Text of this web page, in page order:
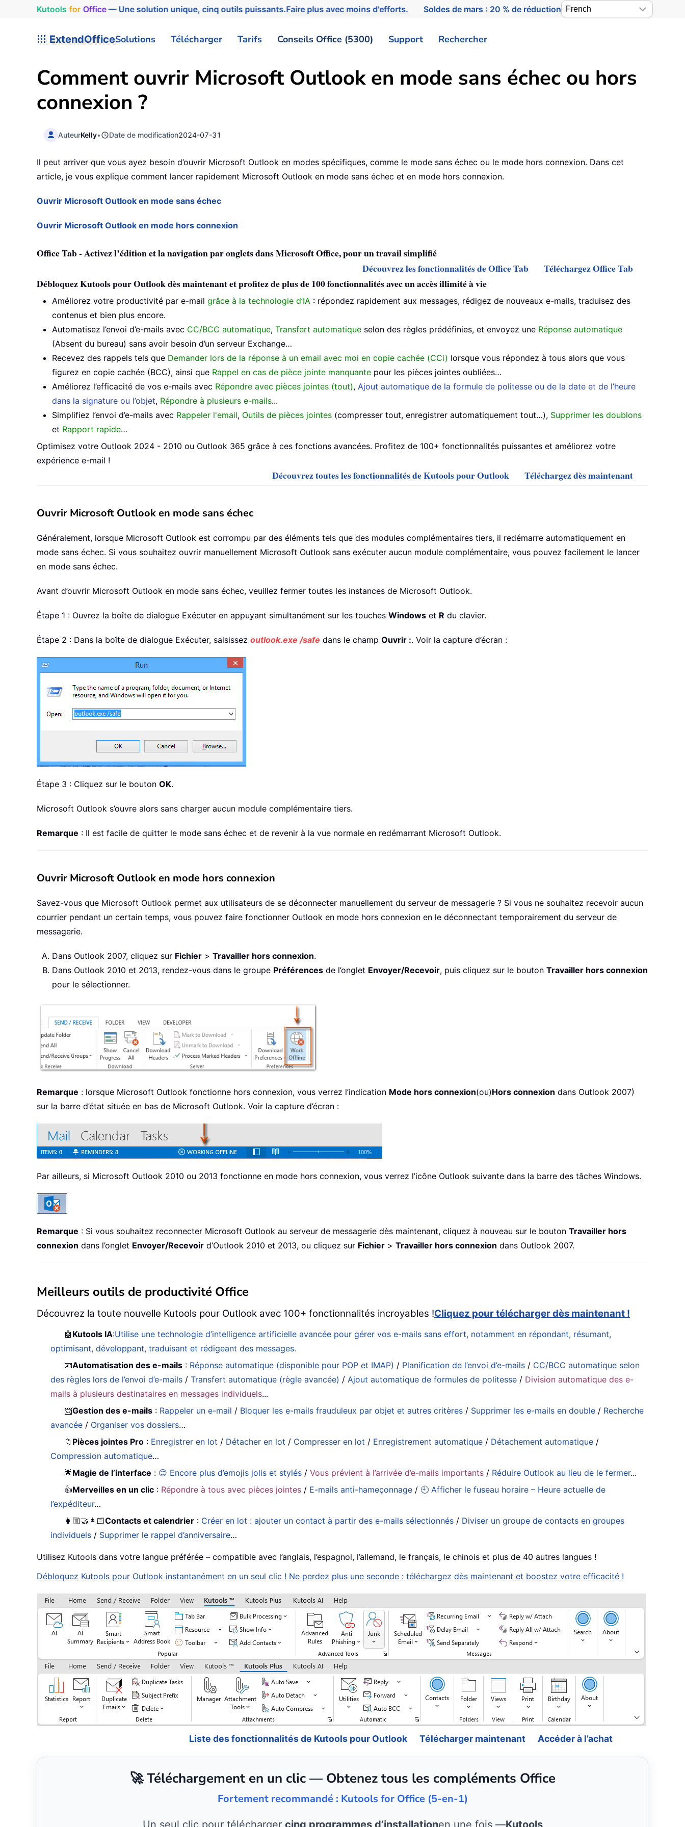
Kutools for Office— Une solution unique, cinq outils puissants.Faire plus avec moins d'efforts. Soldes de mars : 20 % de réduction
ExtendOfficeSolutions Télécharger Tarifs Conseils Office (5300) Support Rechercher
Comment ouvrir Microsoft Outlook en mode sans échec ou hors
connexion ?
AuteurKelly• Date de modification2024-07-31
Il peut arriver que vous ayez besoin d’ouvrir Microsoft Outlook en modes spécifiques, comme le mode sans échec ou le mode hors connexion. Dans cet
article, je vous explique comment lancer rapidement Microsoft Outlook en mode sans échec et en mode hors connexion.
Ouvrir Microsoft Outlook en mode sans échec
Ouvrir Microsoft Outlook en mode hors connexion
Office Tab - Activez l’édition et la navigation par onglets dans Microsoft Office, pour un travail simplifié
Découvrez les fonctionnalités de Office Tab
Téléchargez Office Tab
Débloquez Kutools pour Outlook dès maintenant et profitez de plus de 100 fonctionnalités avec un accès illimité à vie
Améliorez votre productivité par e-mail grâce à la technologie d’IA : répondez rapidement aux messages, rédigez de nouveaux e-mails, traduisez des
contenus et bien plus encore.
Automatisez l’envoi d’e-mails avec CC/BCC automatique, Transfert automatique selon des règles prédéfinies, et envoyez une Réponse automatique
(Absent du bureau) sans avoir besoin d’un serveur Exchange…
Recevez des rappels tels que Demander lors de la réponse à un email avec moi en copie cachée (CCi) lorsque vous répondez à tous alors que vous
figurez en copie cachée (BCC), ainsi que Rappel en cas de pièce jointe manquante pour les pièces jointes oubliées…
Améliorez l’efficacité de vos e-mails avec Répondre avec pièces jointes (tout), Ajout automatique de la formule de politesse ou de la date et de l’heure
dans la signature ou l’objet, Répondre à plusieurs e-mails...
Simplifiez l’envoi d’e-mails avec Rappeler l'email, Outils de pièces jointes (compresser tout, enregistrer automatiquement tout…), Supprimer les doublons
et Rapport rapide…
Optimisez votre Outlook 2024 - 2010 ou Outlook 365 grâce à ces fonctions avancées. Profitez de 100+ fonctionnalités puissantes et améliorez votre
expérience e-mail !
Découvrez toutes les fonctionnalités de Kutools pour Outlook Téléchargez dès maintenant
Ouvrir Microsoft Outlook en mode sans échec
Généralement, lorsque Microsoft Outlook est corrompu par des éléments tels que des modules complémentaires tiers, il redémarre automatiquement en
mode sans échec. Si vous souhaitez ouvrir manuellement Microsoft Outlook sans exécuter aucun module complémentaire, vous pouvez facilement le lancer
en mode sans échec.
Avant d’ouvrir Microsoft Outlook en mode sans échec, veuillez fermer toutes les instances de Microsoft Outlook.
Étape 1 : Ouvrez la boîte de dialogue Exécuter en appuyant simultanément sur les touches Windows et R du clavier.
Étape 2 : Dans la boîte de dialogue Exécuter, saisissez outlook.exe /safe dans le champ Ouvrir :. Voir la capture d’écran :
Étape 3 : Cliquez sur le bouton OK.
Microsoft Outlook s’ouvre alors sans charger aucun module complémentaire tiers.
Remarque : Il est facile de quitter le mode sans échec et de revenir à la vue normale en redémarrant Microsoft Outlook.
Ouvrir Microsoft Outlook en mode hors connexion
Savez-vous que Microsoft Outlook permet aux utilisateurs de se déconnecter manuellement du serveur de messagerie ? Si vous ne souhaitez recevoir aucun
courrier pendant un certain temps, vous pouvez faire fonctionner Outlook en mode hors connexion en le déconnectant temporairement du serveur de
messagerie.
Dans Outlook 2007, cliquez sur Fichier > Travailler hors connexion.
Dans Outlook 2010 et 2013, rendez-vous dans le groupe Préférences de l’onglet Envoyer/Recevoir, puis cliquez sur le bouton Travailler hors connexion
pour le sélectionner.
Remarque : lorsque Microsoft Outlook fonctionne hors connexion, vous verrez l’indication Mode hors connexion(ou)Hors connexion dans Outlook 2007)
sur la barre d’état située en bas de Microsoft Outlook. Voir la capture d’écran :
Par ailleurs, si Microsoft Outlook 2010 ou 2013 fonctionne en mode hors connexion, vous verrez l’icône Outlook suivante dans la barre des tâches Windows.
Remarque : Si vous souhaitez reconnecter Microsoft Outlook au serveur de messagerie dès maintenant, cliquez à nouveau sur le bouton Travailler hors
connexion dans l’onglet Envoyer/Recevoir d’Outlook 2010 et 2013, ou cliquez sur Fichier > Travailler hors connexion dans Outlook 2007.
Meilleurs outils de productivité Office
Découvrez la toute nouvelle Kutools pour Outlook avec 100+ fonctionnalités incroyables !Cliquez pour télécharger dès maintenant !
🤖 Kutools IA:Utilise une technologie d’intelligence artificielle avancée pour gérer vos e-mails sans effort, notamment en répondant, résumant,
optimisant, développant, traduisant et rédigeant des messages.
📧Automatisation des e-mails : Réponse automatique (disponible pour POP et IMAP) / Planification de l’envoi d’e-mails / CC/BCC automatique selon
des règles lors de l’envoi d’e-mails /Transfert automatique (règle avancée) / Ajout automatique de formules de politesse / Division automatique des e-
mails à plusieurs destinataires en messages individuels...
📨Gestion des e-mails : Rappeler un e-mail / Bloquer les e-mails frauduleux par objet et autres critères / Supprimer les e-mails en double / Recherche
avancée / Organiser vos dossiers…
📁 Pièces jointes Pro : Enregistrer en lot / Détacher en lot / Compresser en lot / Enregistrement automatique / Détachement automatique /
Compression automatique…
🌟Magie de l’interface : 😊 Encore plus d’emojis jolis et stylés /Vous prévient à l’arrivée d’e-mails importants / Réduire Outlook au lieu de le fermer...
👍Merveilles en un clic : Répondre à tous avec pièces jointes / E-mails anti-hameçonnage / 🕘 Afficher le fuseau horaire – Heure actuelle de
l’expéditeur…
👩🏼‍🤝‍👩🏻Contacts et calendrier : Créer en lot : ajouter un contact à partir des e-mails sélectionnés / Diviser un groupe de contacts en groupes
individuels / Supprimer le rappel d’anniversaire…
Utilisez Kutools dans votre langue préférée – compatible avec l’anglais, l’espagnol, l’allemand, le français, le chinois et plus de 40 autres langues !
Débloquez Kutools pour Outlook instantanément en un seul clic ! Ne perdez plus une seconde : téléchargez dès maintenant et boostez votre efficacité !
Liste des fonctionnalités de Kutools pour Outlook Télécharger maintenant Accéder à l’achat
🚀 Téléchargement en un clic — Obtenez tous les compléments Office
Fortement recommandé : Kutools for Office (5-en-1)
Un seul clic pour télécharger cinq programmes d’installationen une fois —Kutools